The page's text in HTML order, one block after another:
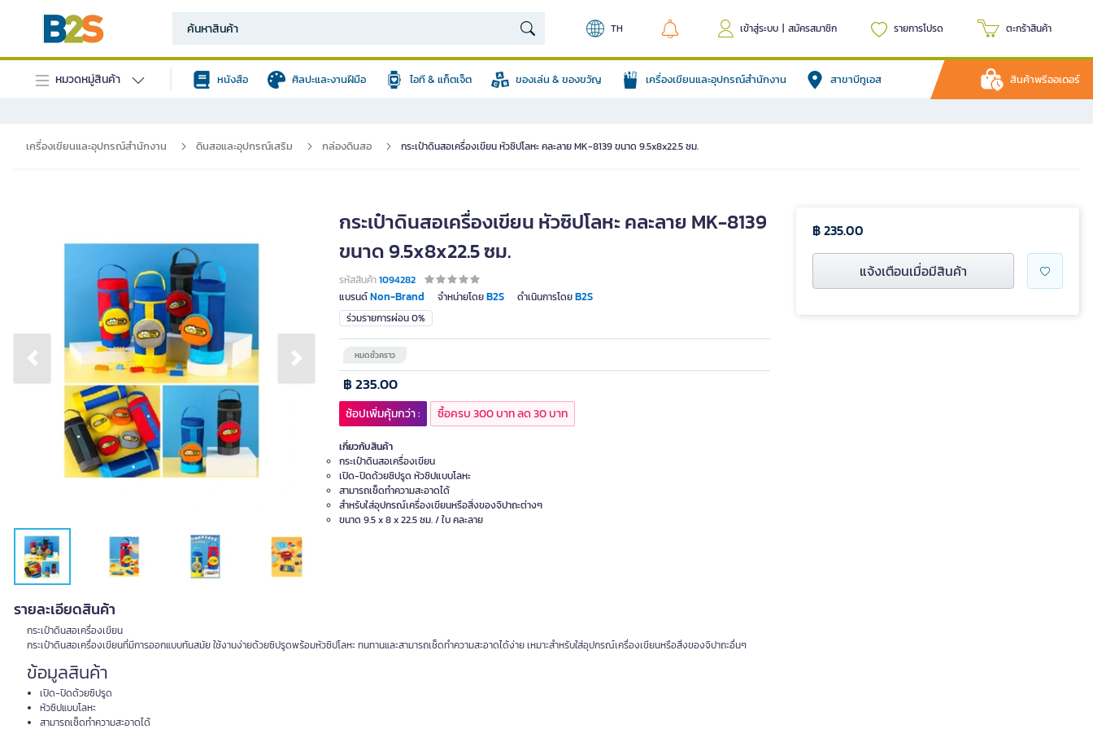
TH เข้าสู่ระบบ | สมัครสมาชิก รายการโปรด ตะกร้าสินค้า
หมวดหมู่สินค้า หนังสือ ศิลปะและงานฝีมือ ไอที & แก็ตเจ็ต ของเล่น & ของขวัญ เครื่องเขียนและอุปกรณ์สำนักงาน สาขาบีทูเอส สินค้าพรีออเดอร์
เครื่องเขียนและอุปกรณ์สำนักงาน ดินสอและอุปกรณ์เสริม กล่องดินสอ กระเป๋าดินสอเครื่องเขียน หัวซิปโลหะ คละลาย MK-8139 ขนาด 9.5x8x22.5 ซม.
Previous slide Next slide
กระเป๋าดินสอเครื่องเขียน หัวซิปโลหะ คละลาย MK-8139
ขนาด 9.5x8x22.5 ซม.
รหัสสินค้า1094282
แบรนด์Non-Brand จำหน่ายโดยB2S ดำเนินการโดยB2S
ร่วมรายการผ่อน 0%
หมดชั่วคราว
฿ 235.00
ช้อปเพิ่มคุ้มกว่า : ซื้อครบ 300 บาท ลด 30 บาท
เกี่ยวกับสินค้า
กระเป๋าดินสอเครื่องเขียน
เปิด-ปิดด้วยซิปรูด หัวซิปแบบโลหะ
สามารถเช็ดทำความสะอาดได้
สำหรับใส่อุปกรณ์เครื่องเขียนหรือสิ่งของจิปาถะต่างๆ
ขนาด 9.5 x 8 x 22.5 ซม. / ใบ คละลาย
รายละเอียดสินค้า
กระเป๋าดินสอเครื่องเขียน
กระเป๋าดินสอเครื่องเขียนที่มีการออกแบบทันสมัย ใช้งานง่ายด้วยซิปรูดพร้อมหัวซิปโลหะ ทนทานและสามารถเช็ดทำความสะอาดได้ง่าย เหมาะสำหรับใส่อุปกรณ์เครื่องเขียนหรือสิ่งของจิปาถะอื่นๆ
ข้อมูลสินค้า
เปิด-ปิดด้วยซิปรูด
หัวซิปแบบโลหะ
สามารถเช็ดทำความสะอาดได้
฿ 235.00
แจ้งเตือนเมื่อมีสินค้า